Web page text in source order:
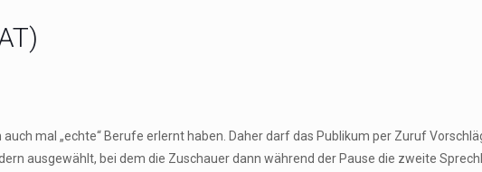
mal „echte“ Berufe erlernt haben. Daher darf das Publikum per Zuruf
ausgewählt, bei dem die Zuschauer dann während der Pause die zweite